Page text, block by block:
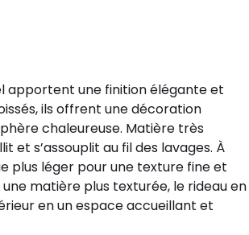
apportent une finition élégante et
ils offrent une décoration
chaleureuse. Matière très
et s’assouplit au fil des lavages. À
plus léger pour une texture fine et
matière plus texturée, le rideau en
en un espace accueillant et